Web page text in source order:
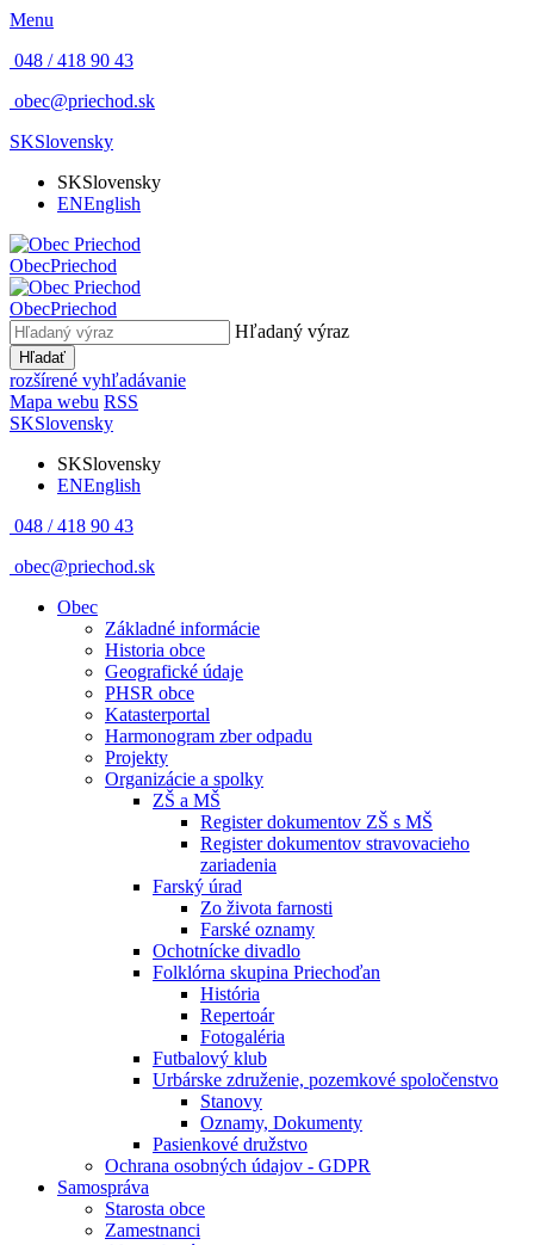
Menu
048 / 418 90 43
obec@priechod.sk
SKSlovensky
SKSlovensky
ENEnglish
ObecPriechod
ObecPriechod
Hľadaný výraz
Hľadať
rozšírené vyhľadávanie
Mapa webu RSS
SKSlovensky
SKSlovensky
ENEnglish
048 / 418 90 43
obec@priechod.sk
Obec
Základné informácie
Historia obce
Geografické údaje
PHSR obce
Katasterportal
Harmonogram zber odpadu
Projekty
Organizácie a spolky
ZŠ a MŠ
Register dokumentov ZŠ s MŠ
Register dokumentov stravovacieho
zariadenia
Farský úrad
Zo života farnosti
Farské oznamy
Ochotnícke divadlo
Folklórna skupina Priechoďan
História
Repertoár
Fotogaléria
Futbalový klub
Urbárske združenie, pozemkové spoločenstvo
Stanovy
Oznamy, Dokumenty
Pasienkové družstvo
Ochrana osobných údajov - GDPR
Samospráva
Starosta obce
Zamestnanci